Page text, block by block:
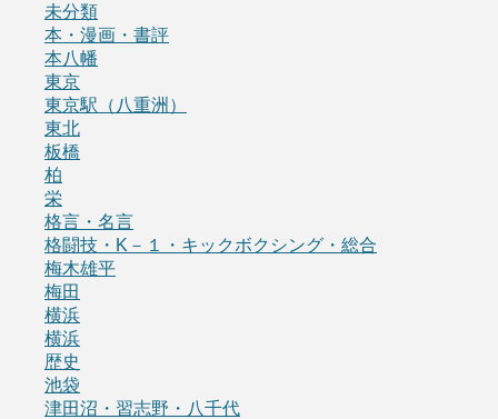
未分類
本・漫画・書評
本八幡
東京
東京駅（八重洲）
東北
板橋
柏
栄
格言・名言
格闘技・K－１・キックボクシング・総合
梅木雄平
梅田
横浜
横浜
歴史
池袋
津田沼・習志野・八千代